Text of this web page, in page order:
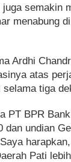
semakin
menabung
Ardhi
atas
tiga
PT BPR
dan undian
Pati